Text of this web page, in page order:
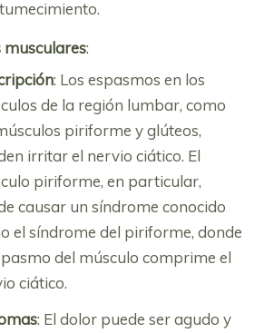
musculares:
: Los espasmos en los
de la región lumbar, como
piriforme y glúteos,
irritar el nervio ciático. El
piriforme, en particular,
causar un síndrome conocido
el síndrome del piriforme, donde
del músculo comprime el
ciático.
: El dolor puede ser agudo y